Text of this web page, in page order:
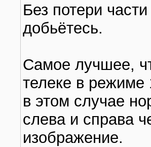
Без потери
добьётесь.
Самое лучшее,
телеке в режиме
в этом случае
слева и справа
изображение.